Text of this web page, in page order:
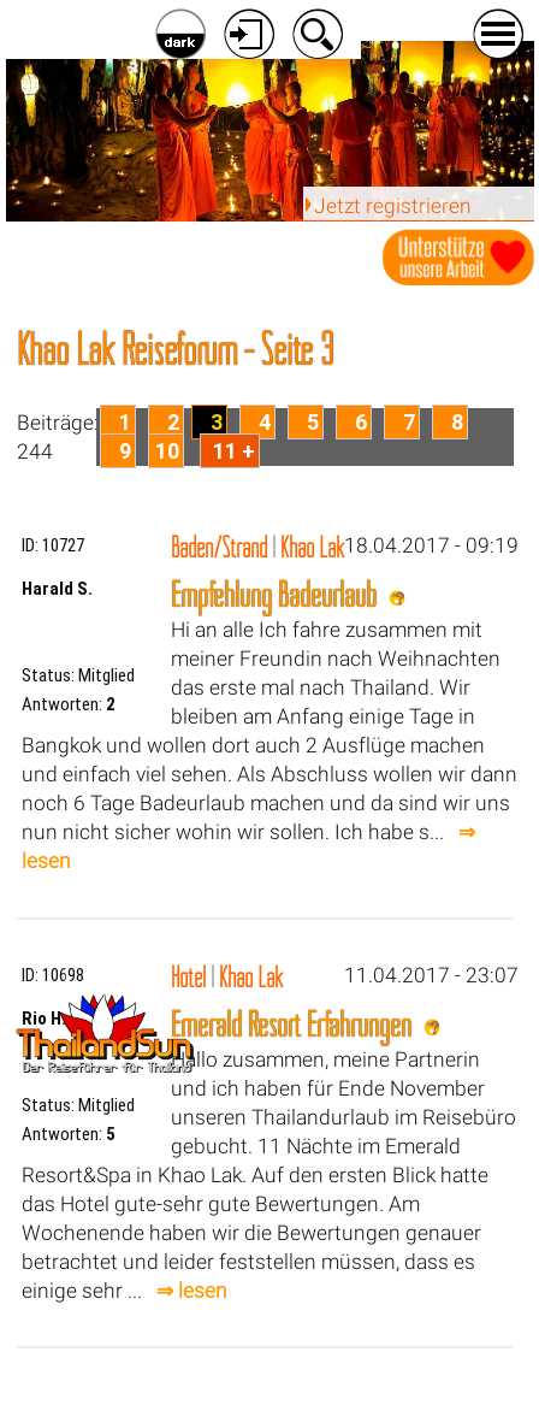
Jetzt registrieren
Khao Lak Reiseforum - Seite 3
Beiträge:
244
1 2 3 4 5 6 7
8
9
10 11 +
ID: 10727 Baden/Strand|Khao Lak18.04.2017 - 09:19
Harald S.
Status: Mitglied
Antworten: 2
Empfehlung Badeurlaub
Hi an alle Ich fahre zusammen mit
meiner Freundin nach Weihnachten
das erste mal nach Thailand. Wir
bleiben am Anfang einige Tage in
Bangkok und wollen dort auch 2 Ausflüge machen
und einfach viel sehen. Als Abschluss wollen wir dann
noch 6 Tage Badeurlaub machen und da sind wir uns
nun nicht sicher wohin wir sollen. Ich habe s... ⇒
lesen
ID: 10698 Hotel|Khao Lak 11.04.2017 - 23:07
Rio H.
Status: Mitglied
Antworten: 5
Emerald Resort Erfahrungen
Hallo zusammen, meine Partnerin
und ich haben für Ende November
unseren Thailandurlaub im Reisebüro
gebucht. 11 Nächte im Emerald
Resort&Spa in Khao Lak. Auf den ersten Blick hatte
das Hotel gute-sehr gute Bewertungen. Am
Wochenende haben wir die Bewertungen genauer
betrachtet und leider feststellen müssen, dass es
einige sehr ... ⇒ lesen